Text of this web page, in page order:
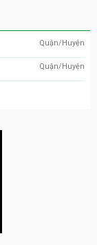
Quận/Huyện
Quận/Huyện